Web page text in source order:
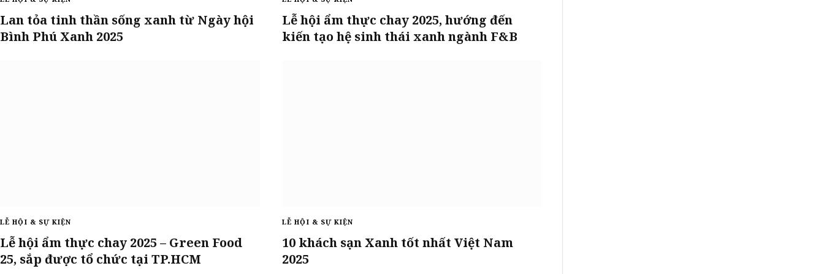
Lan tỏa tinh thần sống xanh từ Ngày hội
Bình Phú Xanh 2025
Lễ hội ẩm thực chay 2025, hướng đến
kiến tạo hệ sinh thái xanh ngành F&B
LỄ HỘI & SỰ KIỆN
Lễ hội ẩm thực chay 2025 – Green Food
25, sắp được tổ chức tại TP.HCM
LỄ HỘI & SỰ KIỆN
10 khách sạn Xanh tốt nhất Việt Nam
2025